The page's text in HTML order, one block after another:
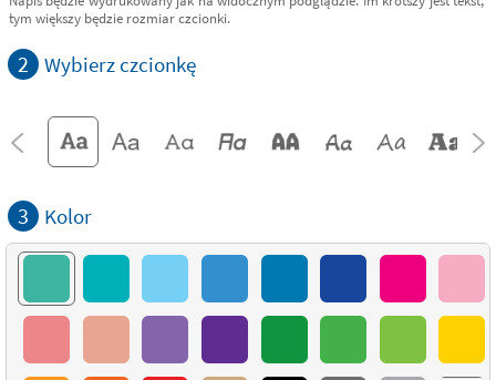
tym większy będzie rozmiar czcionki.
2 Wybierz czcionkę
3 Kolor